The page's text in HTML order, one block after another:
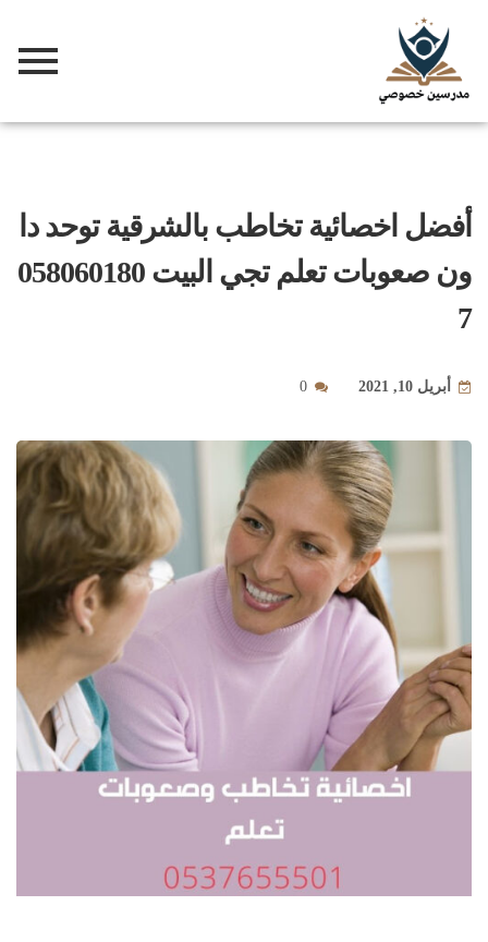
أفضل اخصائية تخاطب بالشرقية توحد دا
ون صعوبات تعلم تجي البيت 058060180
7
أبريل 10, 2021